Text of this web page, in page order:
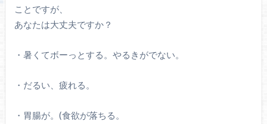
ことですが、
あなたは大丈夫ですか？
・暑くてボーっとする。やるきがでない。
・だるい、疲れる。
・胃腸が。(食欲が落ちる。